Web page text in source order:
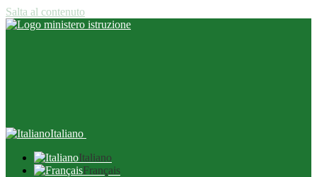
Salta al contenuto
Italiano
Italiano
Français